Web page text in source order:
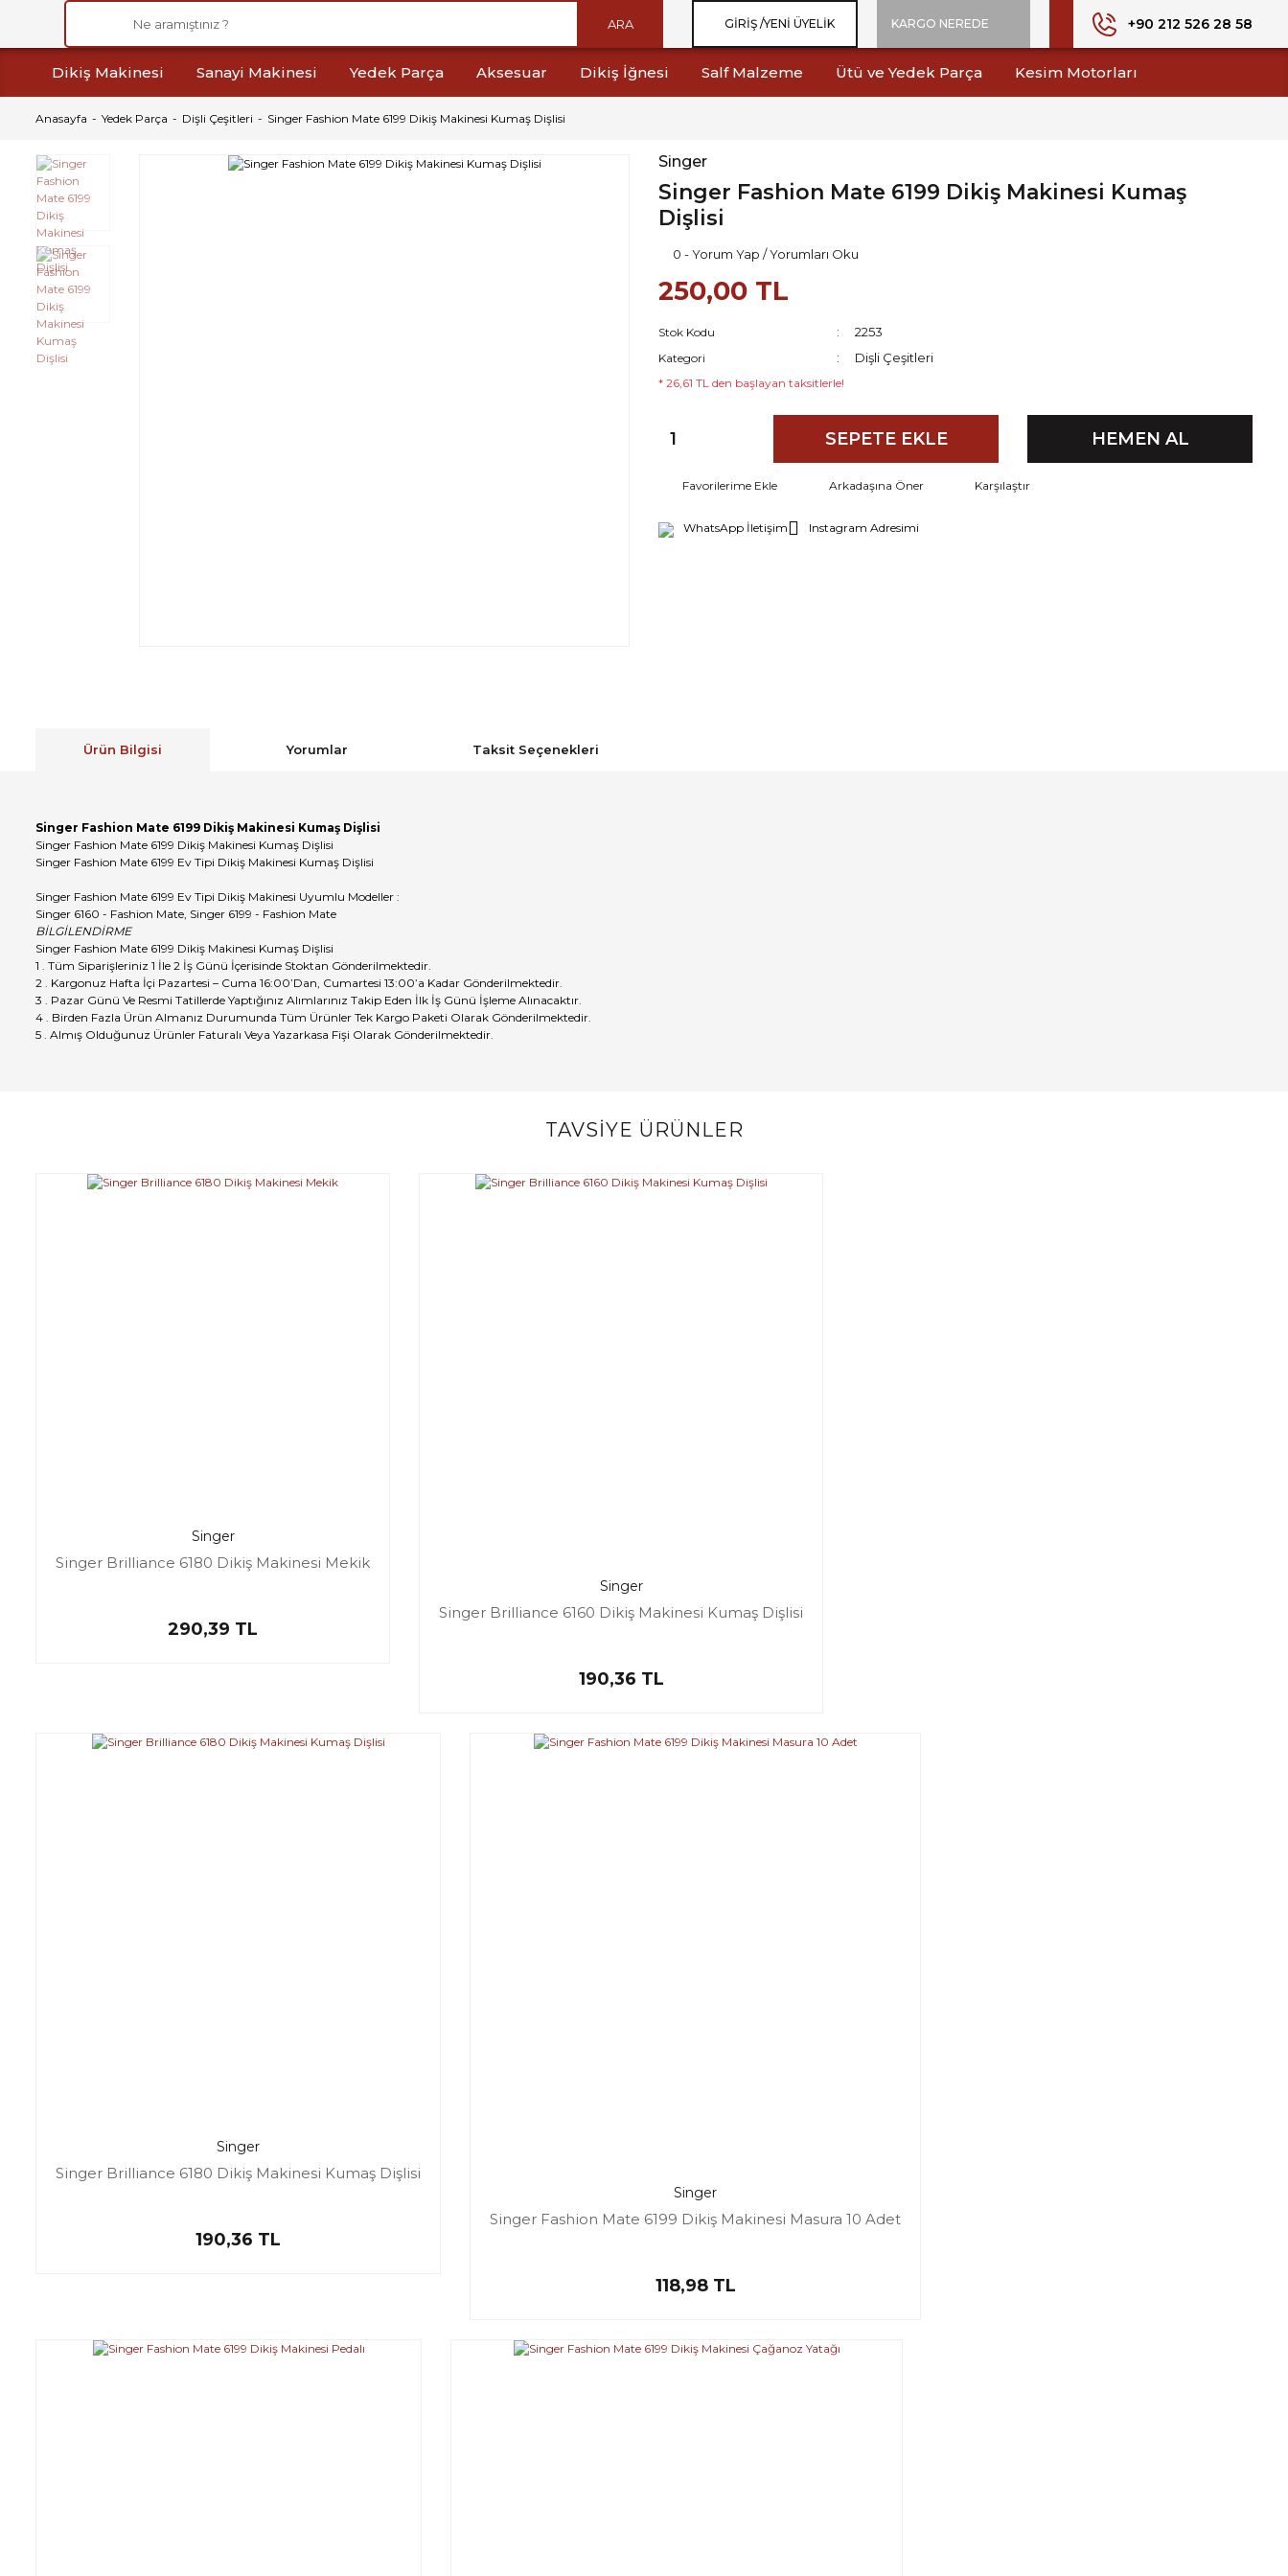
ARA GIRIŞ /YENI ÜYELIK KARGO NEREDE +90 212 526 28 58
Dikiş Makinesi Sanayi Makinesi Yedek Parça Aksesuar Dikiş İğnesi Salf Malzeme Ütü ve Yedek Parça Kesim Motorları
Anasayfa Yedek Parça Dişli Çeşitleri Singer Fashion Mate 6199 Dikiş Makinesi Kumaş Dişlisi
Singer
Singer Fashion Mate 6199 Dikiş Makinesi Kumaş
Dişlisi
0 - Yorum Yap / Yorumları Oku
250,00 TL
Stok Kodu 2253
Kategori Dişli Çeşitleri
* 26,61 TL den başlayan taksitlerle!
SEPETE EKLE HEMEN AL
Arkadaşına Öner Karşılaştır
WhatsApp İletişim Instagram Adresimi
Ürün Bilgisi Yorumlar Taksit Seçenekleri
Singer Fashion Mate 6199 Dikiş Makinesi Kumaş Dişlisi
Singer Fashion Mate 6199 Dikiş Makinesi Kumaş Dişlisi
Singer Fashion Mate 6199 Ev Tipi Dikiş Makinesi Kumaş Dişlisi
Singer Fashion Mate 6199 Ev Tipi Dikiş Makinesi Uyumlu Modeller :
Singer 6160 - Fashion Mate, Singer 6199 - Fashion Mate
BİLGİLENDİRME
Singer Fashion Mate 6199 Dikiş Makinesi Kumaş Dişlisi
1 . Tüm Siparişleriniz 1 İle 2 İş Günü İçerisinde Stoktan Gönderilmektedir.
2 . Kargonuz Hafta İçi Pazartesi – Cuma 16:00’Dan, Cumartesi 13:00’a Kadar Gönderilmektedir.
3 . Pazar Günü Ve Resmi Tatillerde Yaptığınız Alımlarınız Takip Eden İlk İş Günü İşleme Alınacaktır.
4 . Birden Fazla Ürün Almanız Durumunda Tüm Ürünler Tek Kargo Paketi Olarak Gönderilmektedir.
5 . Almış Olduğunuz Ürünler Faturalı Veya Yazarkasa Fişi Olarak Gönderilmektedir.
Bu ürüne ilk yorumu siz yapın!
TAVSİYE ÜRÜNLER
Singer
Singer Brilliance 6180 Dikiş Makinesi Mekik
290,39 TL
Singer
Singer Brilliance 6160 Dikiş Makinesi Kumaş Dişlisi
190,36 TL
Singer
Singer Brilliance 6180 Dikiş Makinesi Kumaş Dişlisi
190,36 TL
Singer
Singer Fashion Mate 6199 Dikiş Makinesi Masura 10 Adet
118,98 TL